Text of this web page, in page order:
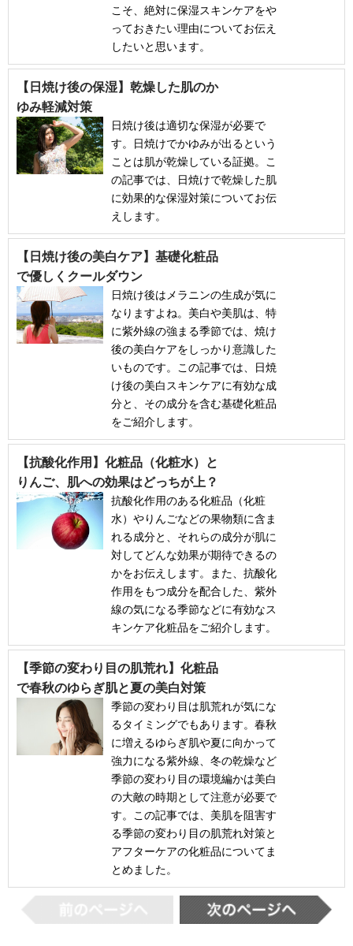
こそ、絶対に保湿スキンケアをや
っておきたい理由についてお伝え
したいと思います。
【日焼け後の保湿】乾燥した肌のか
ゆみ軽減対策
日焼け後は適切な保湿が必要で
す。日焼けでかゆみが出るという
ことは肌が乾燥している証拠。こ
の記事では、日焼けで乾燥した肌
に効果的な保湿対策についてお伝
えします。
【日焼け後の美白ケア】基礎化粧品
で優しくクールダウン
日焼け後はメラニンの生成が気に
なりますよね。美白や美肌は、特
に紫外線の強まる季節では、焼け
後の美白ケアをしっかり意識した
いものです。この記事では、日焼
け後の美白スキンケアに有効な成
分と、その成分を含む基礎化粧品
をご紹介します。
【抗酸化作用】化粧品（化粧水）と
りんご、肌への効果はどっちが上？
抗酸化作用のある化粧品（化粧
水）やりんごなどの果物類に含ま
れる成分と、それらの成分が肌に
対してどんな効果が期待できるの
かをお伝えします。また、抗酸化
作用をもつ成分を配合した、紫外
線の気になる季節などに有効なス
キンケア化粧品をご紹介します。
【季節の変わり目の肌荒れ】化粧品
で春秋のゆらぎ肌と夏の美白対策
季節の変わり目は肌荒れが気にな
るタイミングでもあります。春秋
に増えるゆらぎ肌や夏に向かって
強力になる紫外線、冬の乾燥など
季節の変わり目の環境編かは美白
の大敵の時期として注意が必要で
す。この記事では、美肌を阻害す
る季節の変わり目の肌荒れ対策と
アフターケアの化粧品についてま
とめました。